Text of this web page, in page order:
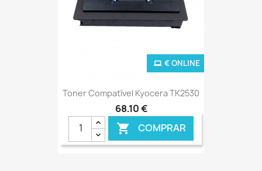
Toner Compatível Kyocera TK2530
68,10 €
 COMPRAR
€ ONLINE